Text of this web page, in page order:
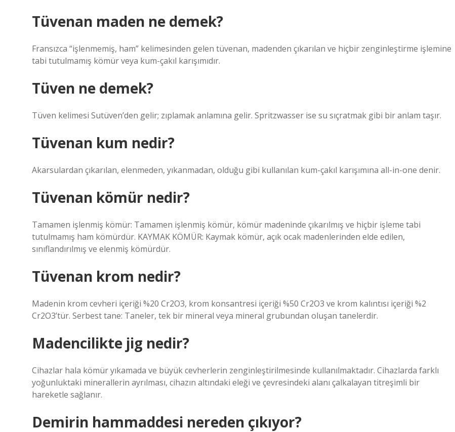
Tüvenan maden ne demek?
Fransızca “işlenmemiş, ham” kelimesinden gelen tüvenan, madenden çıkarılan ve hiçbir zenginleştirme işlemine
tabi tutulmamış kömür veya kum-çakıl karışımıdır.
Tüven ne demek?
Tüven kelimesi Sutüven’den gelir; zıplamak anlamına gelir. Spritzwasser ise su sıçratmak gibi bir anlam taşır.
Tüvenan kum nedir?
Akarsulardan çıkarılan, elenmeden, yıkanmadan, olduğu gibi kullanılan kum-çakıl karışımına all-in-one denir.
Tüvenan kömür nedir?
Tamamen işlenmiş kömür: Tamamen işlenmiş kömür, kömür madeninde çıkarılmış ve hiçbir işleme tabi
tutulmamış ham kömürdür. KAYMAK KÖMÜR: Kaymak kömür, açık ocak madenlerinden elde edilen,
sınıflandırılmış ve elenmiş kömürdür.
Tüvenan krom nedir?
Madenin krom cevheri içeriği %20 Cr2O3, krom konsantresi içeriği %50 Cr2O3 ve krom kalıntısı içeriği %2
Cr2O3’tür. Serbest tane: Taneler, tek bir mineral veya mineral grubundan oluşan tanelerdir.
Madencilikte jig nedir?
Cihazlar hala kömür yıkamada ve büyük cevherlerin zenginleştirilmesinde kullanılmaktadır. Cihazlarda farklı
yoğunluktaki minerallerin ayrılması, cihazın altındaki eleği ve çevresindeki alanı çalkalayan titreşimli bir
hareketle sağlanır.
Demirin hammaddesi nereden çıkıyor?